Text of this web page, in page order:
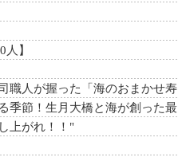
】
職人が握った「海のおまかせ寿
季節！生月大橋と海が創った最
上がれ！！"